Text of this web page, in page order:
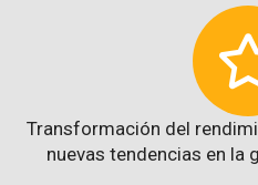
Transformación del
nuevas tendencias en la